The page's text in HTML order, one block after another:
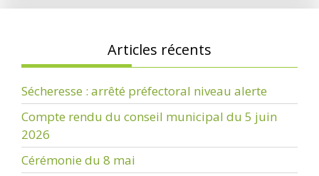
Articles récents
Sécheresse : arrêté préfectoral niveau alerte
Compte rendu du conseil municipal du 5 juin
2026
Cérémonie du 8 mai